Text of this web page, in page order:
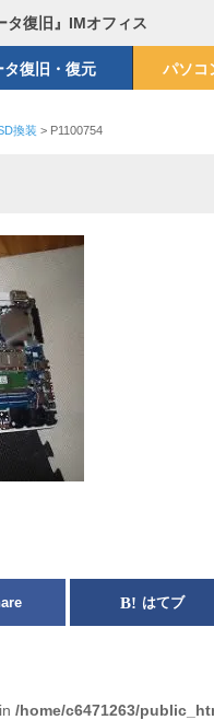
タ復旧』IMオフィス
タ復旧・復元 パソコ
換装 > P1100754
はてブ
/home/c6471263/